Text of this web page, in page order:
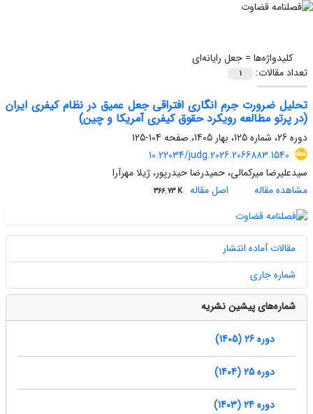
کلیدواژه‌ها =جعل رایانه‌ای
تعداد مقالات:
1
تحلیل ضرورت جرم انگاری افتراقی جعل عمیق در نظام کیفری ایران
(در پرتو مطالعه رویکرد حقوق کیفری آمریکا و چین)
دوره 26، شماره 125، بهار 1405، صفحه
104-125
10.22034/judg.2026.2066883.1540
سیدعلیرضا میرکمالی، حمیدرضا حیدرپور، ژیلا مهرآرا
مشاهده مقاله
اصل مقاله 366.73 K
مقالات آماده انتشار
شماره جاری
شماره‌های پیشین نشریه
دوره 26 (1405)
دوره 25 (1404)
دوره 24 (1403)